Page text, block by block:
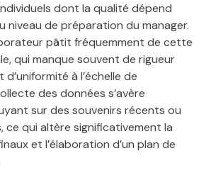
dont la qualité dépend
niveau de préparation du manager.
pâtit fréquemment de cette
qui manque souvent de rigueur
à l’échelle de
des données s’avère
sur des souvenirs récents ou
ce qui altère significativement la
et l’élaboration d’un plan de